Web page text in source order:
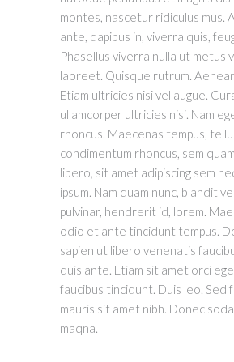
montes, nascetur ridiculus mus.
ante, dapibus in, viverra quis,
Phasellus viverra nulla ut metus
laoreet. Quisque rutrum.
Etiam ultricies nisi vel augue.
ullamcorper ultricies nisi. Nam
rhoncus. Maecenas tempus,
condimentum rhoncus, sem
libero, sit amet adipiscing sem
ipsum. Nam quam nunc, blandit
pulvinar, hendrerit id, lorem.
odio et ante tincidunt tempus.
sapien ut libero venenatis
quis ante. Etiam sit amet orci
faucibus tincidunt. Duis leo. Sed
mauris sit amet nibh. Donec
maqna.